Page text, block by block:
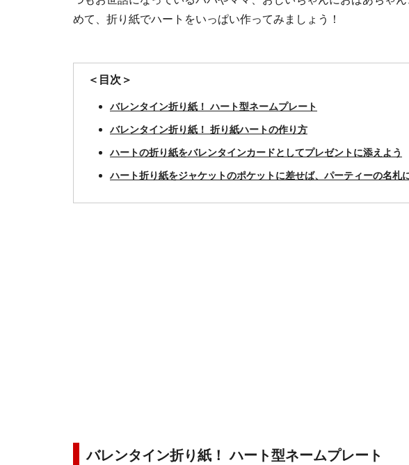
めて、折り紙でハートをいっぱい作ってみましょう！
＜目次＞
バレンタイン折り紙！ ハート型ネームプレート
バレンタイン折り紙！ 折り紙ハートの作り方
ハートの折り紙をバレンタインカードとしてプレゼントに添えよう
ハート折り紙をジャケットのポケットに差せば、パーティーの名札
バレンタイン折り紙！ ハート型ネームプレート